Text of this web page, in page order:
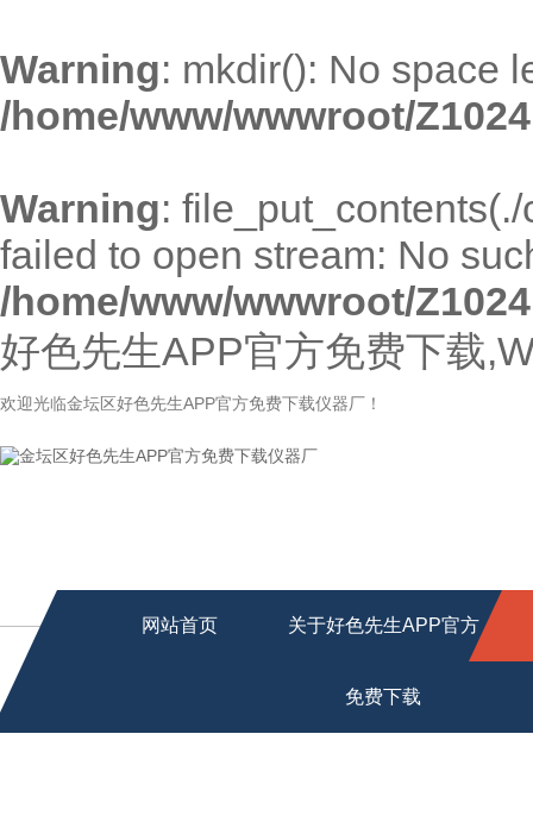
Warning: mkdir(): No space
/home/www/wwwroot/
Warning:
failed to open stream: No
/home/www/wwwroot/
好色先生APP官方免费下载
欢迎光临金坛区好色先生APP官方免费下载仪器厂！
网站首页 关于好色先生APP官方
免费下载